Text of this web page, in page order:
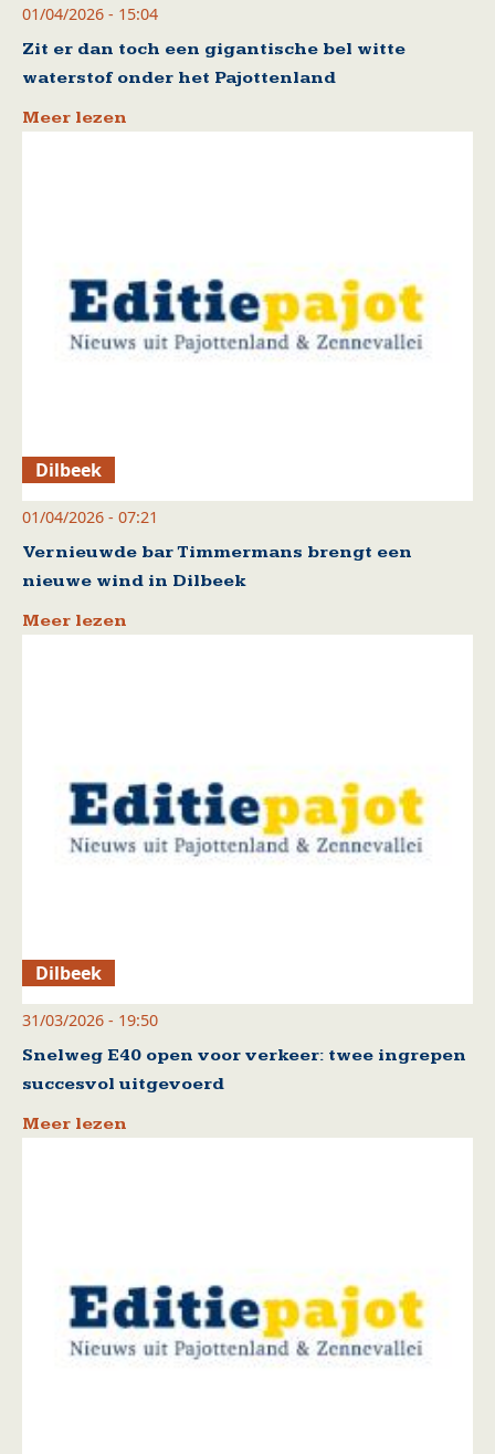
01/04/2026 - 15:04
Zit er dan toch een gigantische bel witte
waterstof onder het Pajottenland
Meer lezen
Dilbeek
01/04/2026 - 07:21
Vernieuwde bar Timmermans brengt een
nieuwe wind in Dilbeek
Meer lezen
Dilbeek
31/03/2026 - 19:50
Snelweg E40 open voor verkeer: twee ingrepen
succesvol uitgevoerd
Meer lezen